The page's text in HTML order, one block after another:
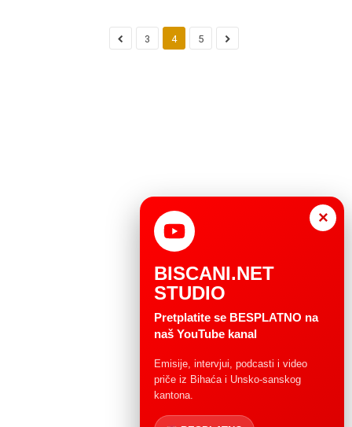
3 4 5
×
BISCANI.NET
STUDIO
Pretplatite se BESPLATNO na
naš YouTube kanal
Emisije, intervjui, podcasti i video
priče iz Bihaća i Unsko-sanskog
kantona.